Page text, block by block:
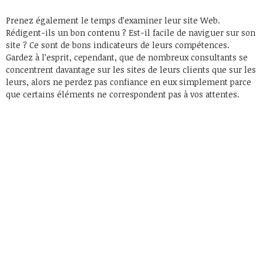
Prenez également le temps d’examiner leur site Web.
Rédigent-ils un bon contenu ? Est-il facile de naviguer sur son
site ? Ce sont de bons indicateurs de leurs compétences.
Gardez à l’esprit, cependant, que de nombreux consultants se
concentrent davantage sur les sites de leurs clients que sur les
leurs, alors ne perdez pas confiance en eux simplement parce
que certains éléments ne correspondent pas à vos attentes.